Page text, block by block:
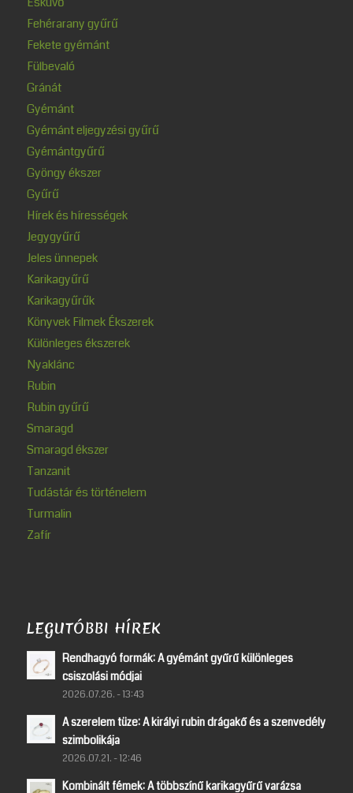
Fehérarany gyűrű
Fekete gyémánt
Fülbevaló
Gránát
Gyémánt
Gyémánt eljegyzési gyűrű
Gyémántgyűrű
Gyöngy ékszer
Gyűrű
Hírek és hírességek
Jegygyűrű
Jeles ünnepek
Karikagyűrű
Karikagyűrűk
Könyvek Filmek Ékszerek
Különleges ékszerek
Nyaklánc
Rubin
Rubin gyűrű
Smaragd
Smaragd ékszer
Tanzanit
Tudástár és történelem
Turmalin
Zafír
LEGUTÓBBI HÍREK
Rendhagyó formák: A gyémánt gyűrű különleges
csiszolási módjai
2026.07.26. - 13:43
A szerelem tüze: A királyi rubin drágakő és a szenvedély
szimbolikája
2026.07.21. - 12:46
Kombinált fémek: A többszínű karikagyűrű varázsa